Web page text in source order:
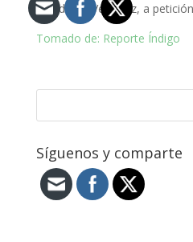
Estado de Veracruz, a
Tomado de: Reporte Índigo
Síguenos y comparte